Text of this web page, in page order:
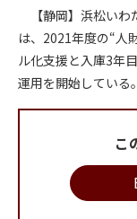
【静岡】浜松いわ
は、2021年度の“人
ル化支援と入庫3年
運用を開始している。
こ